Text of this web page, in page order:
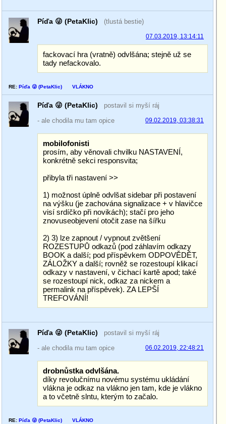
Píďa 😜 (PetaKlic) (tlustá bestie)
07.03.2019, 13:14:11
fackovací hra (vratně) odvlšána; stejně už se
tady nefackovalo.
RE: Píďa 😜 (PetaKlic) VLÁKNO
Píďa 😜 (PetaKlic)
postavil si myší ráj
- ale chodila mu tam opice
09.02.2019, 03:38:31
mobilofonisti
prosím, aby věnovali chvilku NASTAVENÍ,
konkrétně sekci responsvita;
přibyla tři nastavení >>
1) možnost úplně odvlšat sidebar při postavení
na výšku (je zachována signalizace + v hlavičce
visí srdíčko při novikách); stačí pro jeho
znovuseobjevení otočit zase na šířku
2) 3) lze zapnout / vypnout zvětšení
ROZESTUPŮ odkazů (pod záhlavím odkazy
BOOK a další; pod příspěvkem ODPOVĚDĚT,
ZÁLOŽKY a další; rovněž se rozestoupí klikací
odkazy v nastavení, v čichací kartě apod; také
se rozestoupí nick, odkaz za nickem a
permalink na příspěvek). ZA LEPŠÍ
TREFOVÁNÍ!
Píďa 😜 (PetaKlic)
postavil si myší ráj
- ale chodila mu tam opice
06.02.2019, 22:48:21
drobnůstka odvlšána.
díky revolučnímu novému systému ukládání
vlákna je odkaz na vlákno jen tam, kde je vlákno
a to včetně slntu, kterým to začalo.
RE: Píďa 😜 (PetaKlic) VLÁKNO